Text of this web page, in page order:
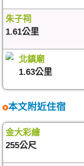
朱子祠
1.61公里
北鎮廟
1.63公里
本文附近住宿
金大彩繪
255公尺